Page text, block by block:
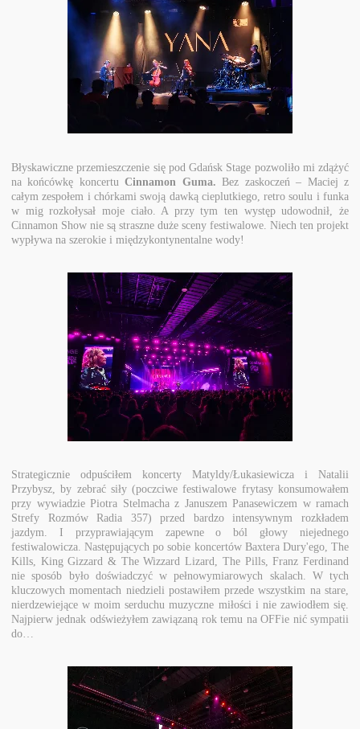
Błyskawiczne przemieszczenie się pod Gdańsk Stage pozwoliło mi zdążyć
na końcówkę koncertuCinnamon Guma. Bez zaskoczeń – Maciej z
całym zespołem i chórkami swoją dawką cieplutkiego, retro soulu i funka
w mig rozkołysał moje ciało. A przy tym ten występ udowodnił, że
Cinnamon Show nie są straszne duże sceny festiwalowe. Niech ten projekt
wypływa na szerokie i międzykontynentalne wody!
Strategicznie odpuściłem koncerty Matyldy/Łukasiewicza i Natalii
Przybysz, by zebrać siły (poczciwe festiwalowe frytasy konsumowałem
przy wywiadzie Piotra Stelmacha z Januszem Panasewiczem w ramach
Strefy Rozmów Radia 357) przed bardzo intensywnym rozkładem
jazdym. I przyprawiającym zapewne o ból głowy niejednego
festiwalowicza. Następujących po sobie koncertów Baxtera Dury'ego, The
Kills, King Gizzard & The Wizzard Lizard, The Pills, Franz Ferdinand
nie sposób było doświadczyć w pełnowymiarowych skalach. W tych
kluczowych momentach niedzieli postawiłem przede wszystkim na stare,
nierdzewiejące w moim serduchu muzyczne miłości i nie zawiodłem się.
Najpierw jednak odświeżyłem zawiązaną rok temu na OFFie nić sympatii
do…